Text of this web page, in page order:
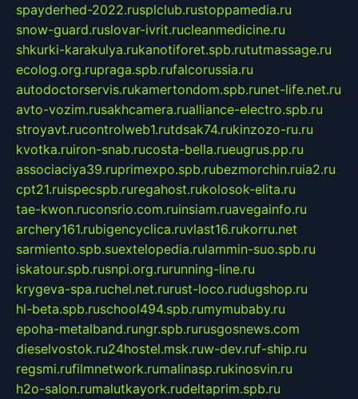
spayderhed-2022.rusplclub.rustoppamedia.ru
snow-guard.ruslovar-ivrit.rucleanmedicine.ru
shkurki-karakulya.rukanotiforet.spb.rututmassage.ru
ecolog.org.rupraga.spb.rufalcorussia.ru
autodoctorservis.rukamertondom.spb.runet-life.net.ru
avto-vozim.rusakhcamera.rualliance-electro.spb.ru
stroyavt.rucontrolweb1.rutdsak74.rukinzozo-ru.ru
kvotka.ruiron-snab.rucosta-bella.rueugrus.pp.ru
associaciya39.ruprimexpo.spb.rubezmorchin.ruia2.ru
cpt21.ruispecspb.ruregahost.rukolosok-elita.ru
tae-kwon.ruconsrio.com.ruinsiam.ruavegainfo.ru
archery161.rubigencyclica.ruvlast16.rukorru.net
sarmiento.spb.suextelopedia.rulammin-suo.spb.ru
iskatour.spb.rusnpi.org.rurunning-line.ru
krygeva-spa.ruchel.net.rurust-loco.rudugshop.ru
hl-beta.spb.ruschool494.spb.rumymubaby.ru
epoha-metalband.rungr.spb.rurusgosnews.com
dieselvostok.ru24hostel.msk.ruw-dev.ruf-ship.ru
regsmi.rufilmnetwork.rumalinasp.rukinosvin.ru
h2o-salon.rumalutkayork.rudeltaprim.spb.ru